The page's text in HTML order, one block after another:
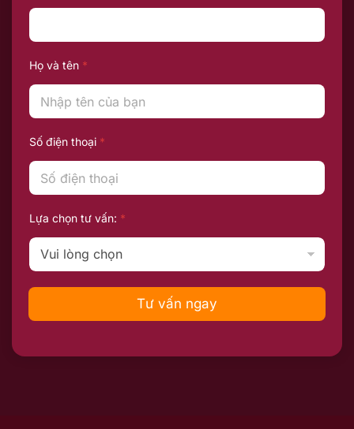
Họ và tên *
Số điện thoại *
Lựa chọn tư vấn: *
Tư vấn ngay